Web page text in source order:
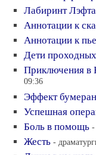
Лабиринт Лэфта
Аннотации к
Аннотации к
Дети
Приключения в
09:36
Эффект
Успешная
Боль в помощь -
Жесть -